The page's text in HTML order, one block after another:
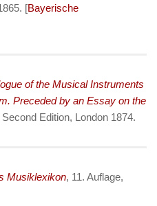
[Bayerische
of the Musical Instruments
Preceded by an Essay on the
Second Edition, London 1874.
Musiklexikon, 11. Auflage,